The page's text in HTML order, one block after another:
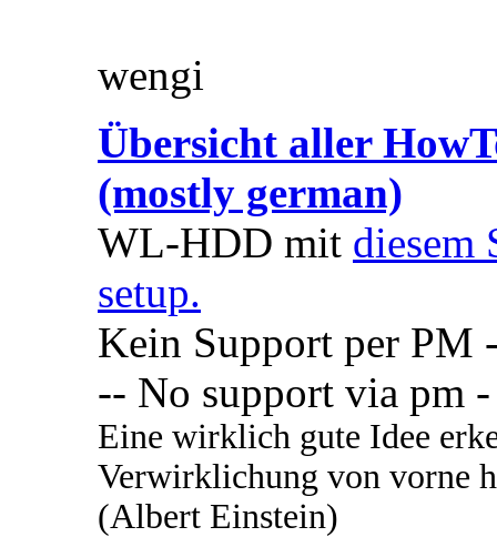
wengi
Übersicht aller
(mostly german)
WL-HDD mit diesem
setup.
Kein Support per PM
-- No support via pm
Eine wirklich gute Idee
Verwirklichung von vorne
(Albert Einstein)